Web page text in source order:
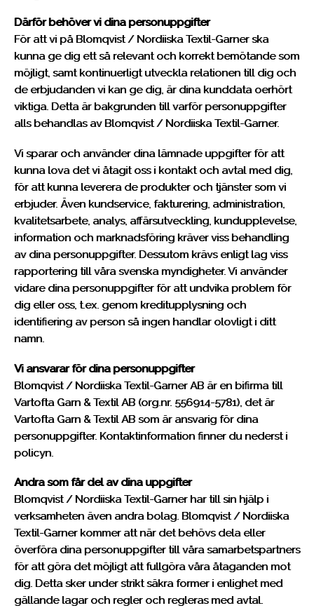
Därför behöver vi dina personuppgifter
För att vi på Blomqvist / Nordiiska Textil-Garner ska
kunna ge dig ett så relevant och korrekt bemötande som
möjligt, samt kontinuerligt utveckla relationen till dig och
de erbjudanden vi kan ge dig, är dina kunddata oerhört
viktiga. Detta är bakgrunden till varför personuppgifter
alls behandlas av Blomqvist / Nordiiska Textil-Garner.
Vi sparar och använder dina lämnade uppgifter för att
kunna lova det vi åtagit oss i kontakt och avtal med dig,
för att kunna leverera de produkter och tjänster som vi
erbjuder. Även kundservice, fakturering, administration,
kvalitetsarbete, analys, affärsutveckling, kundupplevelse,
information och marknadsföring kräver viss behandling
av dina personuppgifter. Dessutom krävs enligt lag viss
rapportering till våra svenska myndigheter. Vi använder
vidare dina personuppgifter för att undvika problem för
dig eller oss, t.ex. genom kreditupplysning och
identifiering av person så ingen handlar olovligt i ditt
namn.
Vi ansvarar för dina personuppgifter
Blomqvist / Nordiiska Textil-Garner AB är en bifirma till
Vartofta Garn & Textil AB (org.nr. 556914-5781), det är
Vartofta Garn & Textil AB som är ansvarig för dina
personuppgifter. Kontaktinformation finner du nederst i
policyn.
Andra som får del av dina uppgifter
Blomqvist / Nordiiska Textil-Garner har till sin hjälp i
verksamheten även andra bolag. Blomqvist / Nordiiska
Textil-Garner kommer att när det behövs dela eller
överföra dina personuppgifter till våra samarbetspartners
för att göra det möjligt att fullgöra våra åtaganden mot
dig. Detta sker under strikt säkra former i enlighet med
gällande lagar och regler och regleras med avtal.